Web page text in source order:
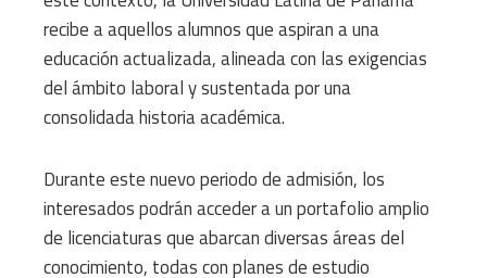
recibe a aquellos alumnos que aspiran a una
educación actualizada, alineada con las exigencias
del ámbito laboral y sustentada por una
consolidada historia académica.
Durante este nuevo periodo de admisión, los
interesados podrán acceder a un portafolio amplio
de licenciaturas que abarcan diversas áreas del
conocimiento, todas con planes de estudio